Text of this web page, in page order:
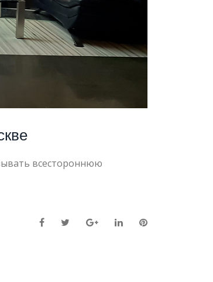
всестороннюю
FacebookTwitter Google+LinkedIn